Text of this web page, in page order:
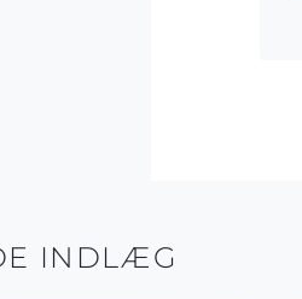
INDLÆG